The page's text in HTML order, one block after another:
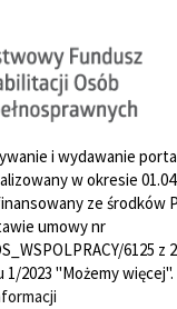
i wydawanie
w okresie
ze środków
umowy nr
6125 z
1/2023 "Możemy więcej".